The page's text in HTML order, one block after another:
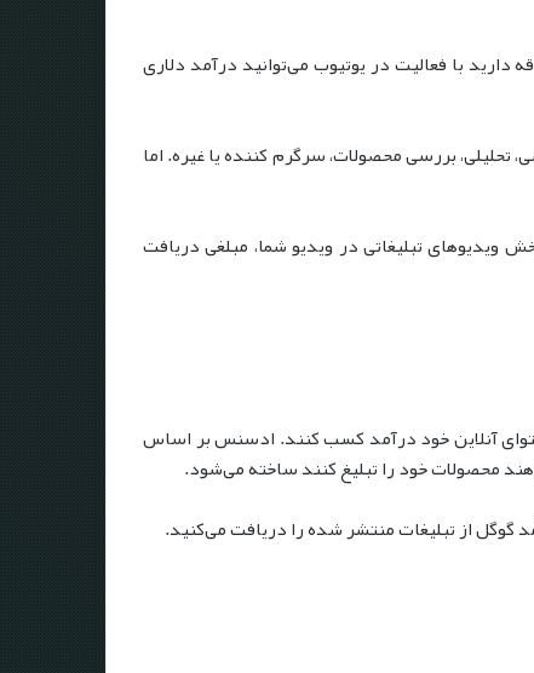
با فعالیت در یوتیوب می‌توانید درآمد دلاری
تحلیلی، بررسی محصولات، سرگرم کننده یا غیره. اما
ویدیوهای تبلیغاتی در ویدیو شما، مبلغی دریافت
آنلاین خود درآمد کسب کنند. ادسنس بر اساس
محصولات خود را تبلیغ کنند ساخته می‌شود.